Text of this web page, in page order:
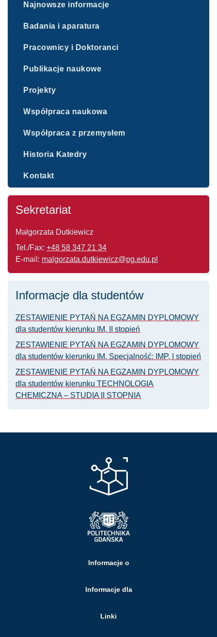
Najnowsze informacje
Badania i aparatura
Pracownicy i Doktoranci
Publikacje naukowe
Projekty
Współpraca naukowa
Współpraca z przemysłem
Historia Katedry
Kontakt
Sekretariat
Małgorzata Dutkiewicz
Tel./Fax: +48 58 347 21 34
E-mail: malgorzata.dutkiewicz@pg.edu.pl
Informacje dla studentów
ZESTAWIENIE PYTAŃ NA EGZAMIN DYPLOMOWY
dla studentów kierunku IM, II stopień
ZESTAWIENIE PYTAŃ NA EGZAMIN DYPLOMOWY
dla studentów kierunku IM, Specjalność: IMP, I stopień
ZESTAWIENIE PYTAŃ NA EGZAMIN DYPLOMOWY
dla studentów kierunku TECHNOLOGIA
CHEMICZNA – STUDIA II STOPNIA
Informacje o
Informacje dla
Linki